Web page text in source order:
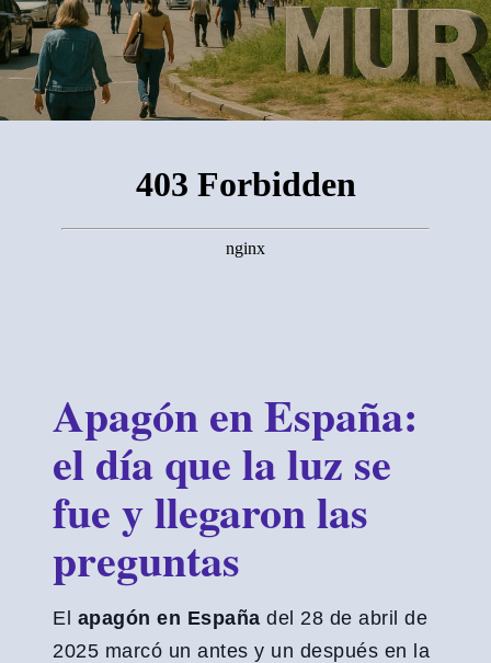
Apagón en España:
el día que la luz se
fue y llegaron las
preguntas
El apagón en España del 28 de abril de
2025 marcó un antes y un después en la